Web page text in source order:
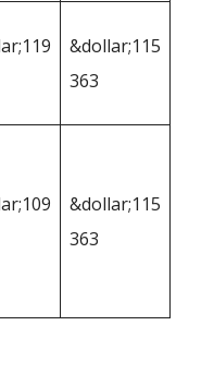
&dollar;115
363
&dollar;115
363